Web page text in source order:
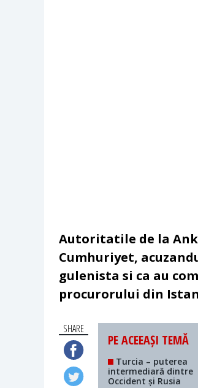
Autoritatile de la
Cumhuriyet,
gulenista si ca au
procurorului din
SHARE
PE ACEEAȘI TEMĂ
Turcia – puterea
intermediară dintre
Occident și Rusia